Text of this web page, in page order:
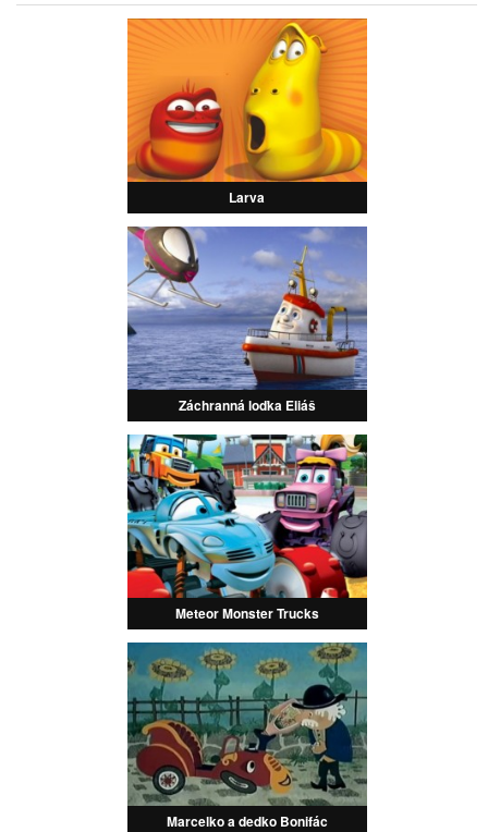
Larva
Záchranná loďka Eliáš
Meteor Monster Trucks
Marcelko a dedko Bonifác